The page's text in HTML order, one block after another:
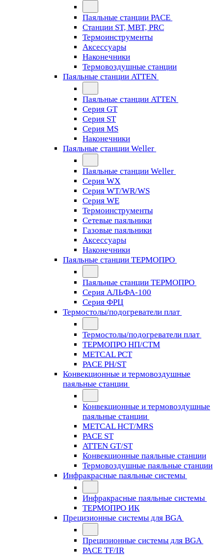
Паяльные станции PACE
Станции ST, MBT, PRC
Термоинструменты
Аксессуары
Наконечники
Термовоздушные станции
Паяльные станции ATTEN
Паяльные станции ATTEN
Серия GT
Серия ST
Серия MS
Наконечники
Паяльные станции Weller
Паяльные станции Weller
Серия WX
Серия WT/WR/WS
Серия WE
Термоинструменты
Сетевые паяльники
Газовые паяльники
Аксессуары
Наконечники
Паяльные станции ТЕРМОПРО
Паяльные станции ТЕРМОПРО
Серия АЛЬФА-100
Серия ФРЦ
Термостолы/подогреватели плат
Термостолы/подогреватели плат
ТЕРМОПРО НП/СТМ
METCAL PCT
PACE PH/ST
Конвекционные и термовоздушные
паяльные станции
Конвекционные и термовоздушные
паяльные станции
METCAL HCT/MRS
PACE ST
ATTEN GT/ST
Конвекционные паяльные станции
Термовоздушные паяльные станции
Инфракрасные паяльные системы
Инфракрасные паяльные системы
ТЕРМОПРО ИК
Прецизионные системы для BGA
Прецизионные системы для BGA
PACE TF/IR